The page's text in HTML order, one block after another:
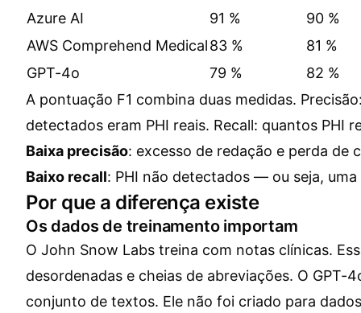
Azure AI
91 %
90 %
AWS Comprehend Medical83 %
81 %
GPT-4o
79 %
82 %
A pontuação F1 combina duas medidas.
detectados eram PHI reais. Recall: quantos PHI
Baixa precisão: excesso de redação e perda de
Baixo recall: PHI não detectados — ou seja, uma
Por que a diferença existe
Os dados de treinamento importam
O John Snow Labs treina com notas clínicas.
desordenadas e cheias de abreviações. O GPT-
conjunto de textos. Ele não foi criado para